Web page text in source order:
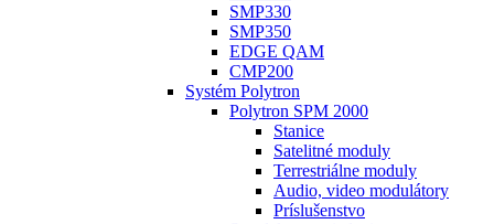
SMP330
SMP350
EDGE QAM
CMP200
Systém Polytron
Polytron SPM 2000
Stanice
Satelitné moduly
Terrestriálne moduly
Audio, video modulátory
Príslušenstvo